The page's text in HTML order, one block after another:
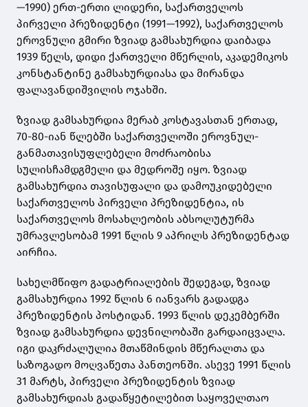
—1990) ერთ-ერთი ლიდერი, საქართველოს
პირველი პრეზიდენტი (1991—1992), საქართველოს
ეროვნული გმირი ზვიად გამსახურდია დაიბადა
1939 წელს, დიდი ქართველი მწერლის, აკადემიკოს
კონსტანტინე გამსახურდიასა და მირანდა
ფალავანდიშვილის ოჯახში.
ზვიად გამსახურდია მერაბ კოსტავასთან ერთად,
70-80-იან წლებში საქართველოში ეროვნულ-
განმათავისუფლებელი მოძრაობისა
სულისჩამდგმელი და მედროშე იყო. ზვიად
გამსახურდია თავისუფალი და დამოუკიდებელი
საქართველოს პირველი პრეზიდენტია, ის
საქართველოს მოსახლეობის აბსოლუტურმა
უმრავლესობამ 1991 წლის 9 აპრილს პრეზიდენტად
აირჩია.
სახელმწიფო გადატრიალების შედეგად, ზვიად
გამსახურდია 1992 წლის 6 იანვარს გადადგა
პრეზიდენტის პოსტიდან. 1993 წლის დეკემბერში
ზვიად გამსახურდია დევნილობაში გარდაიცვალა.
იგი დაკრძალულია მთაწმინდის მწერალთა და
საზოგადო მოღვაწეთა პანთეონში. ასევე 1991 წლის
31 მარტს, პირველი პრეზიდენტის ზვიად
გამსახურდიას გადაწყეტილებით საყოველთაო